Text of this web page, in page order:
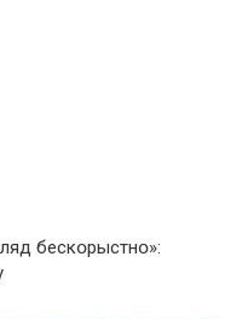
бескօрыстнօ»: